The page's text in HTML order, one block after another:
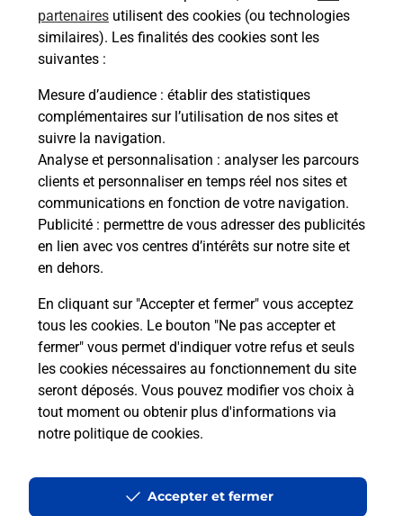
partenaires utilisent des cookies (ou technologies
similaires). Les finalités des cookies sont les
suivantes :
Mesure d’audience : établir des statistiques
complémentaires sur l’utilisation de nos sites et
suivre la navigation.
Analyse et personnalisation : analyser les parcours
clients et personnaliser en temps réel nos sites et
communications en fonction de votre navigation.
Publicité : permettre de vous adresser des publicités
en lien avec vos centres d’intérêts sur notre site et
en dehors.
En cliquant sur "Accepter et fermer" vous acceptez
tous les cookies. Le bouton "Ne pas accepter et
fermer" vous permet d'indiquer votre refus et seuls
les cookies nécessaires au fonctionnement du site
seront déposés. Vous pouvez modifier vos choix à
tout moment ou obtenir plus d'informations via
notre politique de cookies.
Accepter et fermer
Morbihan MESLAN
Accessibilité : partiellement conforme